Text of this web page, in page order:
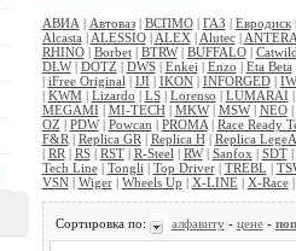
АВИА | Автоваз| ВСПМО| ГАЗ | Евродиск
Alcasta | ALESSIO| ALEX | Alutec| ANTERA
RHINO| Borbet| BTRW| BUFFALO|
DLW| DOTZ | DWS| Enkei | Enzo | Eta Beta
| iFree Original | IJI | IKON| INFORGED|
| KWM| Lizardo | LS| Lorenso | LUMARAI
MEGAMI | MI-TECH| MKW| MSW| NEO|
OZ | PDW| Powcan | PROMA| Race Ready
F&R | Replica GR | Replica H| Replica
| RR | RS| RST| R-Steel | RW| Sanfox | SDT|
Tech Line| Tongli | Top Driver| TREBL |
VSN| Wiger| Wheels Up | X-LINE| X-Race
Сортировка по: алфавиту- цене-